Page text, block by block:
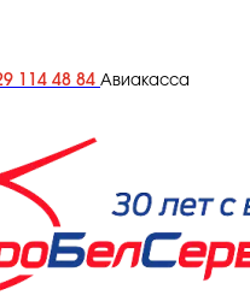
114 48 84 Авиакасса